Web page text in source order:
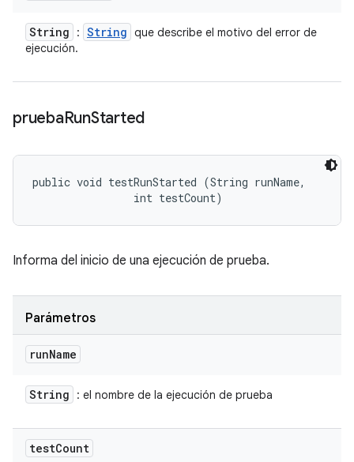
String : String que describe el motivo del error de
ejecución.
pruebaRunStarted
public void testRunStarted (String runName,
                int testCount)
Informa del inicio de una ejecución de prueba.
Parámetros
runName
String : el nombre de la ejecución de prueba
testCount